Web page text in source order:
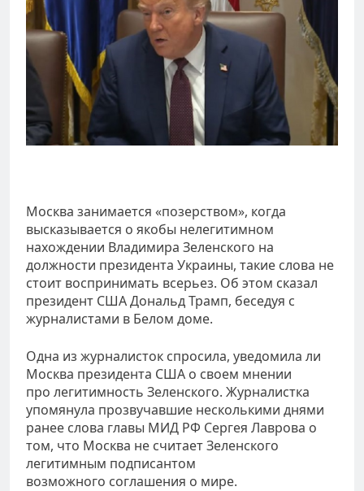
Москва занимается «позерством», когда
высказывается о якобы нелегитимном
нахождении Владимира Зеленского на
должности президента Украины, такие слова не
стоит воспринимать всерьез. Об этом сказал
президент США Дональд Трамп, беседуя с
журналистами в Белом доме.
Одна из журналисток спросила, уведомила ли
Москва президента США о своем мнении
про легитимность Зеленского. Журналистка
упомянула прозвучавшие несколькими днями
ранее слова главы МИД РФ Сергея Лаврова о
том, что Москва не считает Зеленского
легитимным подписантом
возможного соглашения о мире.